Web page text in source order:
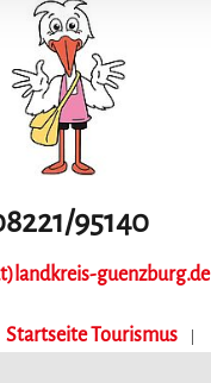
95140
guenzburg.de
Startseite Tourismus